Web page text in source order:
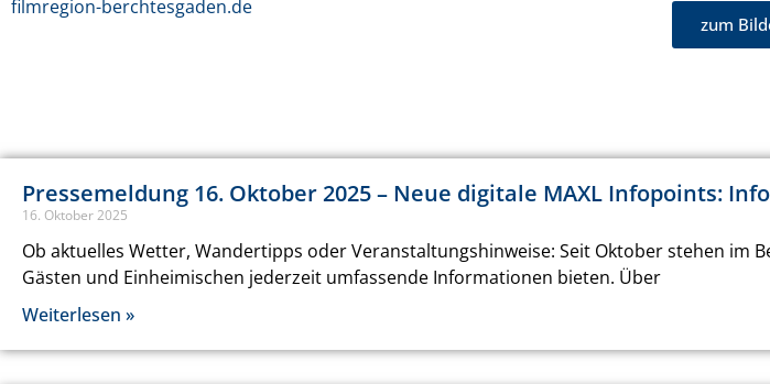
filmregion-berchtesgaden.de
zum
Pressemeldung 16. Oktober 2025 – Neue digitale MAXL Infopoints:
16. Oktober 2025
Ob aktuelles Wetter, Wandertipps oder Veranstaltungshinweise: Seit Oktober stehen im
Gästen und Einheimischen jederzeit umfassende Informationen bieten. Über
Weiterlesen »